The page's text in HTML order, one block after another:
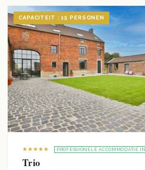
CAPACITEIT : 15 PERSONEN
★★★★★ PROFESSIONELE ACCOMMODATIE IN
Trio